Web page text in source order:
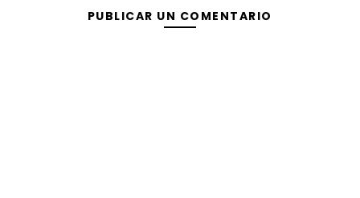
PUBLICAR UN COMENTARIO